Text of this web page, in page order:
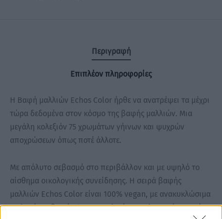
Περιγραφή
Επιπλέον πληροφορίες
H Βαφή μαλλιών Echos Color ήρθε να ανατρέψει τα μέχρι
τώρα δεδομένα στον κόσμο της βαφής μαλλιών. Μια
μεγάλη κολεξιόν 75 χρωμάτων γήινων και ψυχρών
αποχρώσεων όπως ποτέ άλλοτε.
Με απόλυτο σεβασμό στο περιβάλλον και με υψηλό το
αίσθημα οικολογικής συνείδησης. Η σειρά βαφής
μαλλιών Echos Color είναι 100% vegan, με ανακυκλώσιμα
σωληνάρια βαφής. Έχει 50% λιγότερο πλαστικό στο πώμα